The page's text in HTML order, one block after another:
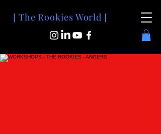
[ The Rookies World ]